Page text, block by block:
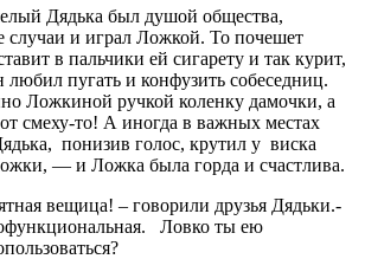
Дядька был душой общества,
случаи и играл Ложкой. То почешет
в пальчики ей сигарету и так курит,
любил пугать и конфузить собеседниц.
Ложкиной ручкой коленку дамочки, а
смеху-то! А иногда в важных местах
понизив голос, крутил у виска
— и Ложка была горда и счастлива.
вещица! – говорили друзья Дядьки.-
Ловко ты ею